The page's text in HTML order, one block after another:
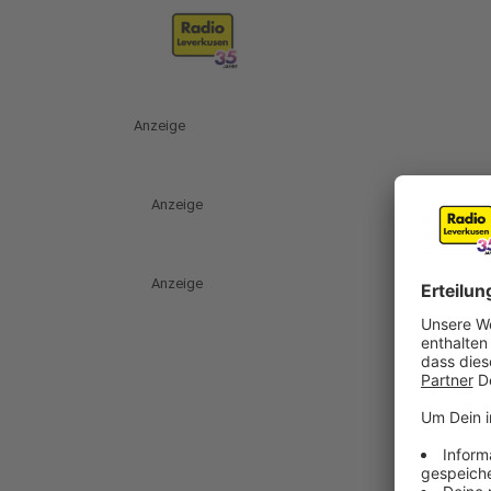
Anzeige
Anzeige
Anzeige